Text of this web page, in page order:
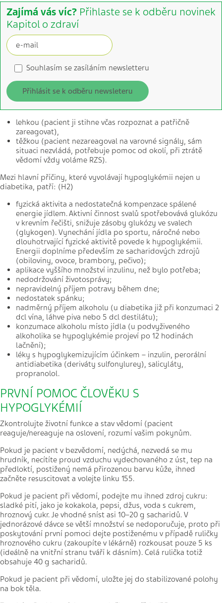
Zajímá vás víc? Přihlaste se k odběru novinek
Kapitol o zdraví
Souhlasím se zasíláním newsletteru
Přihlásit se k odběru newsleteru
lehkou (pacient ji stihne včas rozpoznat a patřičně
zareagovat),
těžkou (pacient nezareagoval na varovné signály, sám
situaci nezvládá, potřebuje pomoc od okolí, při ztrátě
vědomí vždy voláme RZS).
Mezi hlavní příčiny, které vyvolávají hypoglykémii nejen u
diabetika, patří: (H2)
fyzická aktivita a nedostatečná kompenzace spálené
energie jídlem. Aktivní činnost svalů spotřebovává glukózu
v krevním řečišti, snižuje zásoby glukózy ve svalech
(glykogen). Vynechání jídla po sportu, náročné nebo
dlouhotrvající fyzické aktivitě povede k hypoglykémii.
Energii doplníme především ze sacharidových zdrojů
(obiloviny, ovoce, brambory, pečivo);
aplikace vyššího množství inzulinu, než bylo potřeba;
nedodržování životosprávy;
nepravidelný příjem potravy během dne;
nedostatek spánku;
nadměrný příjem alkoholu (u diabetika již při konzumaci 2
dcl vína, láhve piva nebo 5 dcl destilátu);
konzumace alkoholu místo jídla (u podvyživeného
alkoholika se hypoglykémie projeví po 12 hodinách
lačnění);
léky s hypoglykemizujícím účinkem – inzulin, perorální
antidiabetika (deriváty sulfonylurey), salicyláty,
propranolol.
PRVNÍ POMOC ČLOVĚKU S
HYPOGLYKÉMIÍ
Zkontrolujte životní funkce a stav vědomí (pacient
reaguje/nereaguje na oslovení, rozumí vašim pokynům.
Pokud je pacient v bezvědomí, nedýchá, nezvedá se mu
hrudník, necítíte proud vzduchu vydechovaného z úst, tep na
předloktí, postižený nemá přirozenou barvu kůže, ihned
začněte resuscitovat a volejte linku 155.
Pokud je pacient při vědomí, podejte mu ihned zdroj cukru:
sladké pití, jako je kokakola, pepsi, džus, voda s cukrem,
hroznový cukr. Je vhodné sníst asi 10–20 g sacharidů. V
jednorázové dávce se větší množství se nedoporučuje, proto při
poskytování první pomoci dejte postiženému v případě ruličky
hroznového cukru (zakoupíte v lékárně) rozkousat pouze 5 ks
(ideálně na vnitřní stranu tváří k dásním). Celá rulička totiž
obsahuje 40 g sacharidů.
Pokud je pacient při vědomí, uložte jej do stabilizované polohy
na bok těla.